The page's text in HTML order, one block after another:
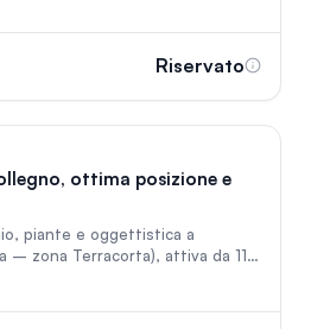
si trova in posizione strategica
Magazzino di proprietà
Riservato
ottima posizione e
piante e oggettistica a
– zona Terracorta), attiva da 11
Posizione strategica su
vicino alla futura fermata